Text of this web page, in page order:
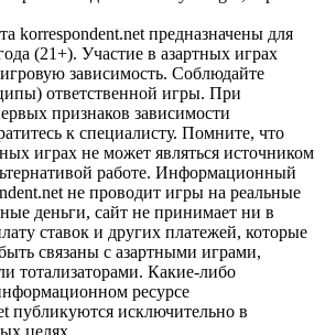
korrespondent.net предназначены для
(21+). Участие в азартных играх
зависимость. Соблюдайте
ответственной игры. При
признаков зависимости
к специалисту. Помните, что
играх не может являться источником
работе. Информационный
не проводит игры на реальные
деньги, сайт не принимает ни в
ставок и других платежей, которые
связаны с азартными играми,
тотализаторами. Какие-либо
ресурсе
публикуются исключительно в
целях.